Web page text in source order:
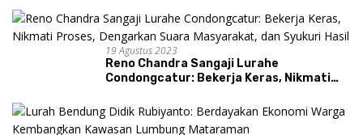
19 Agustus 2023
Reno Chandra Sangaji Lurahe
Condongcatur: Bekerja Keras, Nikmati
dan Syukuri Hasil